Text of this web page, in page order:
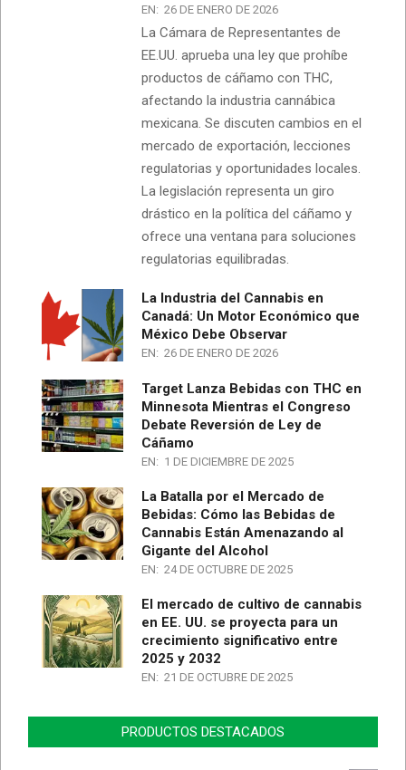
EN: 26 DE ENERO DE 2026
La Cámara de Representantes de
EE.UU. aprueba una ley que prohíbe
productos de cáñamo con THC,
afectando la industria cannábica
mexicana. Se discuten cambios en el
mercado de exportación, lecciones
regulatorias y oportunidades locales.
La legislación representa un giro
drástico en la política del cáñamo y
ofrece una ventana para soluciones
regulatorias equilibradas.
La Industria del Cannabis en
Canadá: Un Motor Económico que
México Debe Observar
EN: 26 DE ENERO DE 2026
Target Lanza Bebidas con THC en
Minnesota Mientras el Congreso
Debate Reversión de Ley de
Cáñamo
EN: 1 DE DICIEMBRE DE 2025
La Batalla por el Mercado de
Bebidas: Cómo las Bebidas de
Cannabis Están Amenazando al
Gigante del Alcohol
EN: 24 DE OCTUBRE DE 2025
El mercado de cultivo de cannabis
en EE. UU. se proyecta para un
crecimiento significativo entre
2025 y 2032
EN: 21 DE OCTUBRE DE 2025
PRODUCTOS DESTACADOS